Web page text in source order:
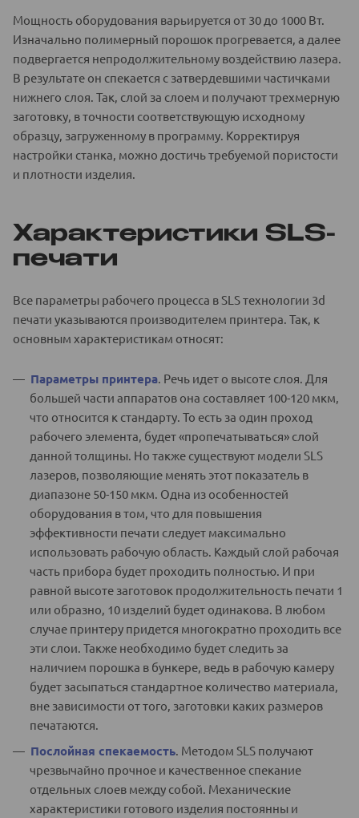
Мощность оборудования варьируется от 30 до 1000 Вт.
Изначально полимерный порошок прогревается, а далее
подвергается непродолжительному воздействию лазера.
В результате он спекается с затвердевшими частичками
нижнего слоя. Так, слой за слоем и получают трехмерную
заготовку, в точности соответствующую исходному
образцу, загруженному в программу. Корректируя
настройки станка, можно достичь требуемой пористости
и плотности изделия.
Характеристики SLS-
печати
Все параметры рабочего процесса в SLS технологии 3d
печати указываются производителем принтера. Так, к
основным характеристикам относят:
Параметры принтера. Речь идет о высоте слоя. Для
большей части аппаратов она составляет 100-120 мкм,
что относится к стандарту. То есть за один проход
рабочего элемента, будет «пропечатываться» слой
данной толщины. Но также существуют модели SLS
лазеров, позволяющие менять этот показатель в
диапазоне 50-150 мкм. Одна из особенностей
оборудования в том, что для повышения
эффективности печати следует максимально
использовать рабочую область. Каждый слой рабочая
часть прибора будет проходить полностью. И при
равной высоте заготовок продолжительность печати 1
или образно, 10 изделий будет одинакова. В любом
случае принтеру придется многократно проходить все
эти слои. Также необходимо будет следить за
наличием порошка в бункере, ведь в рабочую камеру
будет засыпаться стандартное количество материала,
вне зависимости от того, заготовки каких размеров
печатаются.
Послойная спекаемость. Методом SLS получают
чрезвычайно прочное и качественное спекание
отдельных слоев между собой. Механические
характеристики готового изделия постоянны и